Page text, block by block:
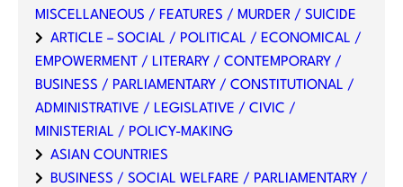
MISCELLANEOUS / FEATURES / MURDER / SUICIDE
ARTICLE – SOCIAL / POLITICAL / ECONOMICAL /
EMPOWERMENT / LITERARY / CONTEMPORARY /
BUSINESS / PARLIAMENTARY / CONSTITUTIONAL /
ADMINISTRATIVE / LEGISLATIVE / CIVIC /
MINISTERIAL / POLICY-MAKING
ASIAN COUNTRIES
BUSINESS / SOCIAL WELFARE / PARLIAMENTARY /